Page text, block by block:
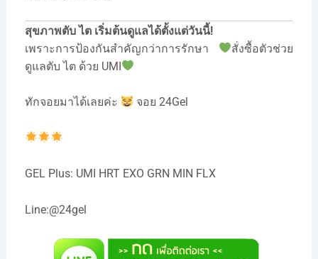
สุขภาพตับ ไต เริ่มต้นดูแลได้ตั้งแต่วันนี้!
เพราะการป้องกันสำคัญกว่าการรักษา
สั่งซื้อตัวช่วย
ดูแลตับ ไต ด้วย UMI
ทักจอยมาได้เลยค่ะ จอย 24Gel
GEL Plus: UMI HRT EXO GRN MIN FLX
Line:@24gel